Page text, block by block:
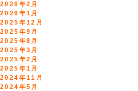
2026年2月
2026年1月
2025年12月
2025年9月
2025年8月
2025年3月
2025年2月
2025年1月
2024年11月
2024年5月